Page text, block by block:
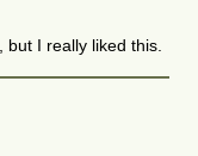
but I really liked this.